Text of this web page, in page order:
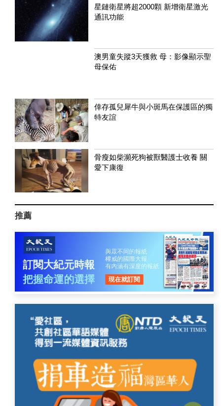
星鏈衛星將超2000顆 新增衛星激光
通訊功能
澳男童失蹤3天獲救 母：影像顯示聖
母保佑
倖存孤兒犀牛與小斑馬在保護區的獨
特友誼
骨瘦如柴瀕死狗被獸醫護士收養 關
愛下康復
推薦